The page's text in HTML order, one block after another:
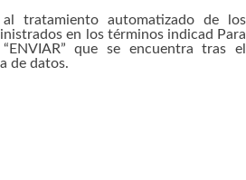
tratamiento automatizado de los
en los términos indicad Para
que se encuentra tras el
de datos.